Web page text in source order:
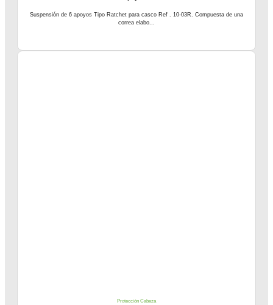
Suspensión de 6 apoyos Tipo Ratchet para casco Ref . 10-03R. Compuesta de una
correa elabo...
Protección Cabeza